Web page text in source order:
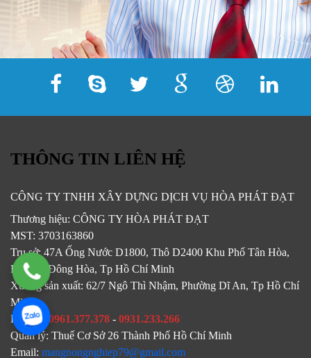
THÔNG TIN LIÊN HỆ
CÔNG TY TNHH XÂY DỰNG DỊCH VỤ HÒA PHÁT ĐẠT
Thương hiệu: CÔNG TY HÒA PHÁT ĐẠT
MST: 3703163860
Trụ sở:47A Ống Nước D1800, Thô D2400 Khu Phố Tân Hòa,
Phường Đông Hòa, Tp Hồ Chí Minh
Xưởng sản xuất: 62/7 Ngô Thì Nhậm, Phường Dĩ An, Tp Hồ Chí
Minh
Hotline: 0961.377.378 - 0931.233.266
Quản lý: Thuế Cơ Sở 26 Thành Phố Hồ Chí Minh
Email: mangnongnghiep79@gmail.com